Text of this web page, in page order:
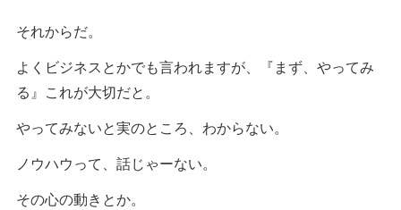
それからだ。
よくビジネスとかでも言われますが、『まず、やってみ
る』これが大切だと。
やってみないと実のところ、わからない。
ノウハウって、話じゃーない。
その心の動きとか。